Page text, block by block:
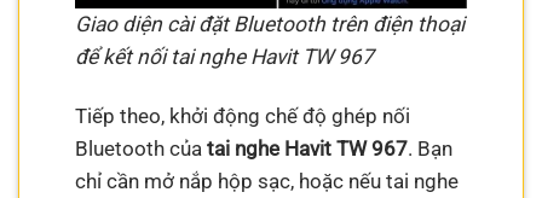
Giao diện cài đặt Bluetooth trên điện thoại
để kết nối tai nghe Havit TW 967
Tiếp theo, khởi động chế độ ghép nối
Bluetooth củatai nghe Havit TW 967. Bạn
chỉ cần mở nắp hộp sạc, hoặc nếu tai nghe